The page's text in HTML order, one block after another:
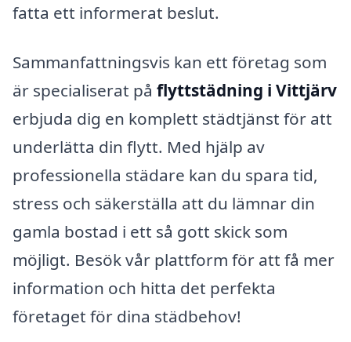
fatta ett informerat beslut.
Sammanfattningsvis kan ett företag som
är specialiserat på flyttstädning i Vittjärv
erbjuda dig en komplett städtjänst för att
underlätta din flytt. Med hjälp av
professionella städare kan du spara tid,
stress och säkerställa att du lämnar din
gamla bostad i ett så gott skick som
möjligt. Besök vår plattform för att få mer
information och hitta det perfekta
företaget för dina städbehov!